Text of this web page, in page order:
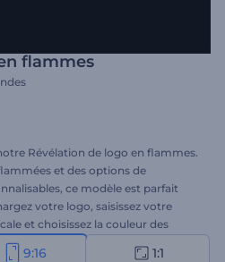
flammes
Révélation de logo en flammes.
et des options de
ce modèle est parfait
votre logo, saisissez votre
et choisissez la couleur des
de votre marque. Idéal pour les
9:16 1:1